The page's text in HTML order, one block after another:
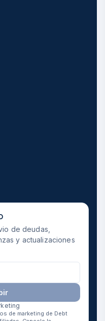
de deudas,
y actualizaciones
de marketing de Debt